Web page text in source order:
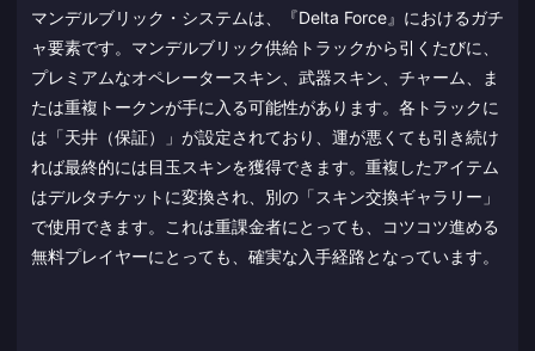
マンデルブリック・システムは、『Delta Force』におけるガチ
ャ要素です。マンデルブリック供給トラックから引くたびに、
プレミアムなオペレータースキン、武器スキン、チャーム、ま
たは重複トークンが手に入る可能性があります。各トラックに
は「天井（保証）」が設定されており、運が悪くても引き続け
れば最終的には目玉スキンを獲得できます。重複したアイテム
はデルタチケットに変換され、別の「スキン交換ギャラリー」
で使用できます。これは重課金者にとっても、コツコツ進める
無料プレイヤーにとっても、確実な入手経路となっています。